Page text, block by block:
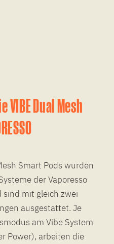
VIBE Dual Mesh
Smart Pods wurden
der Vaporesso
mit gleich zwei
ausgestattet. Je
am Vibe System
Power), arbeiten die